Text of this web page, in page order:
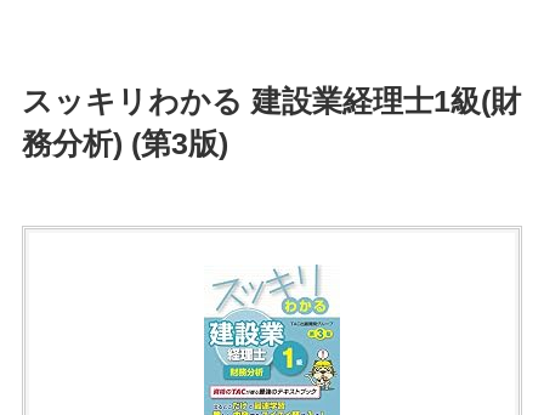
スッキリわかる 建設業経理士1級(財
務分析) (第3版)